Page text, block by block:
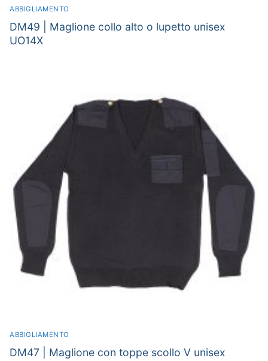
ABBIGLIAMENTO
DM49 | Maglione collo alto o lupetto unisex
UO14X
ABBIGLIAMENTO
DM47 | Maglione con toppe scollo V unisex